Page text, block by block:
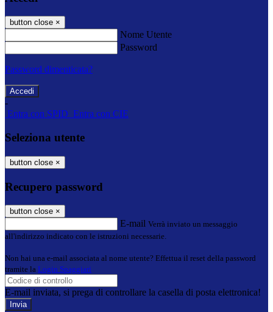
button close ×
Nome Utente
Password
Password dimenticata?
-
Entra con SPID Entra con CIE
Seleziona utente
button close ×
Recupero password
button close ×
E-mail Verrà inviato un messaggio
all'indirizzo indicato con le istruzioni necessarie.
Non hai una e-mail associata al nome utente? Effettua il reset della password
tramite la Login Spaggiari
E-mail inviata, si prega di controllare la casella di posta elettronica!